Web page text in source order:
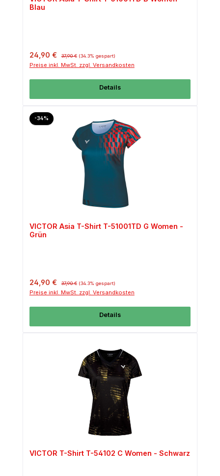
Blau
Verkaufspreis:
24,90 € 37,90 € (34.3% gespart)
Preise inkl. MwSt. zzgl. Versandkosten
Details
-34%Rabatt
VICTOR Asia T-Shirt T-51001TD G Women -
Grün
Verkaufspreis:
24,90 € 37,90 € (34.3% gespart)
Preise inkl. MwSt. zzgl. Versandkosten
Details
VICTOR T-Shirt T-54102 C Women - Schwarz